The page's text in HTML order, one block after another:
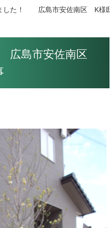
した！ 広島市安佐南区 K様
島市安佐南区